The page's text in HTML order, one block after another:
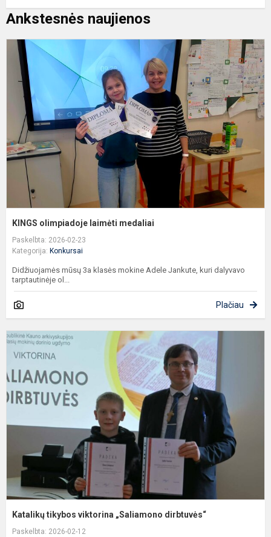
Ankstesnės naujienos
KINGS olimpiadoje laimėti medaliai
Paskelbta: 2026-02-23
Kategorija: Konkursai
Didžiuojamės mūsų 3a klasės mokine Adele Jankute, kuri dalyvavo
tarptautinėje ol...
Plačiau
Katalikų tikybos viktorina „Saliamono dirbtuvės“
Paskelbta: 2026-02-12